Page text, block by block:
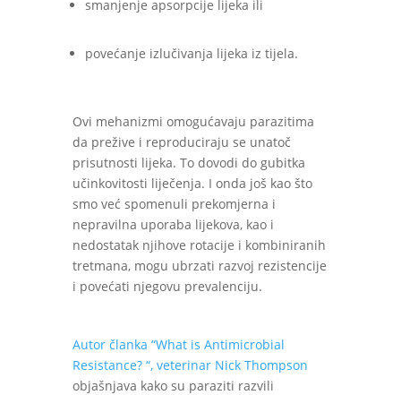
smanjenje apsorpcije lijeka ili
povećanje izlučivanja lijeka iz tijela.
Ovi mehanizmi omogućavaju parazitima
da prežive i reproduciraju se unatoč
prisutnosti lijeka. To dovodi do gubitka
učinkovitosti liječenja. I onda još kao što
smo već spomenuli prekomjerna i
nepravilna uporaba lijekova, kao i
nedostatak njihove rotacije i kombiniranih
tretmana, mogu ubrzati razvoj rezistencije
i povećati njegovu prevalenciju.
Autor članka “What is Antimicrobial
Resistance? “, veterinar Nick Thompson
objašnjava kako su paraziti razvili